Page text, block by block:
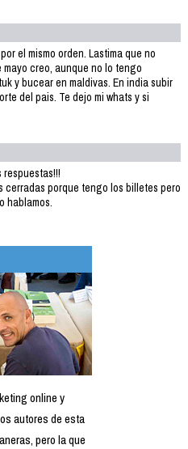
el mismo orden. Lastima que no
creo, aunque no lo tengo
y bucear en maldivas. En india subir
del pais. Te dejo mi whats y si
porque tengo los billetes pero
hablamos.
online y
autores de esta
pero la que